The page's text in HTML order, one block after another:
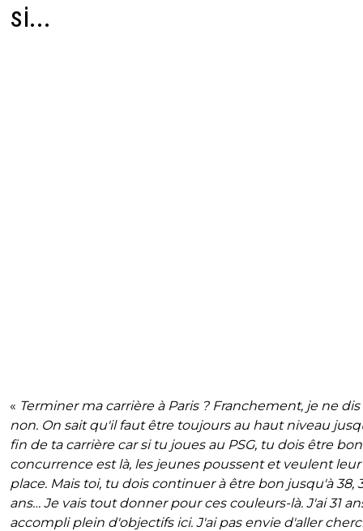
si...
« Terminer ma carrière à Paris ? Franchement, je ne dis
non. On sait qu'il faut être toujours au haut niveau
fin de ta carrière car si tu joues au PSG, tu dois être
concurrence est là, les jeunes poussent et veulent leur
place. Mais toi, tu dois continuer à être bon jusqu'à 38,
ans… Je vais tout donner pour ces couleurs-là. J'ai 31
accompli plein d'objectifs ici. J'ai pas envie d'aller